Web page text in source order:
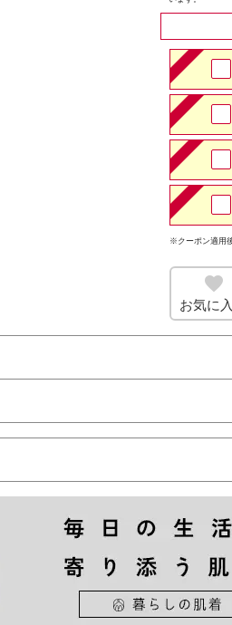
※クーポン適用
お気に